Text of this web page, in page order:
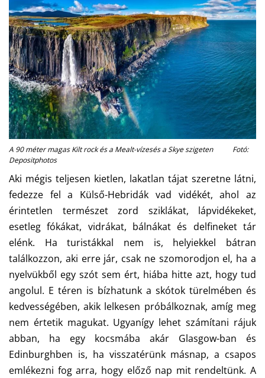
A 90 méter magas Kilt rock és a Mealt-vízesés a Skye szigeten Fotó:
Depositphotos
Aki mégis teljesen kietlen, lakatlan tájat szeretne látni,
fedezze fel a Külső-Hebridák vad vidékét, ahol az
érintetlen természet zord sziklákat, lápvidékeket,
esetleg fókákat, vidrákat, bálnákat és delfineket tár
elénk. Ha turistákkal nem is, helyiekkel bátran
találkozzon, aki erre jár, csak ne szomorodjon el, ha a
nyelvükből egy szót sem ért, hiába hitte azt, hogy tud
angolul. E téren is bízhatunk a skótok türelmében és
kedvességében, akik lelkesen próbálkoznak, amíg meg
nem értetik magukat. Ugyanígy lehet számítani rájuk
abban, ha egy kocsmába akár Glasgow-ban és
Edinburghben is, ha visszatérünk másnap, a csapos
emlékezni fog arra, hogy előző nap mit rendeltünk. A